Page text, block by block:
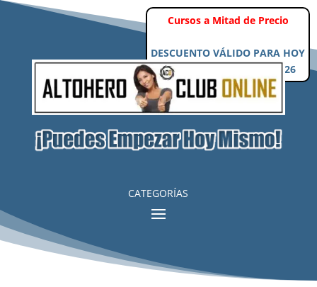
CATEGORÍAS
Cursos a Mitad de Precio
DESCUENTO VÁLIDO PARA HOY
Jueves, 6 de Agosto de 2026